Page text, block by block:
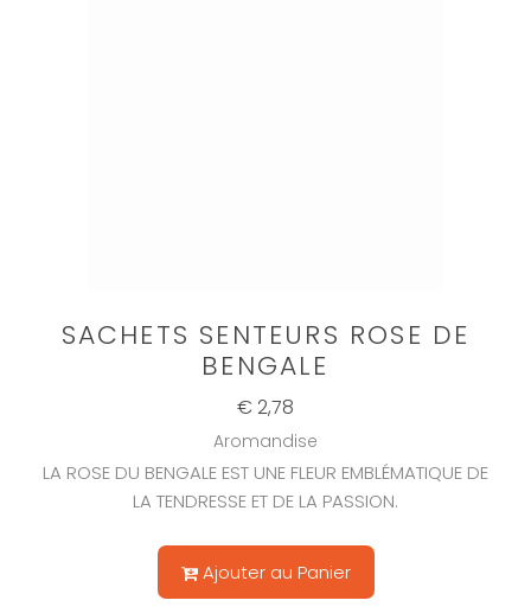
SACHETS SENTEURS ROSE DE
BENGALE
€ 2,78
Aromandise
LA ROSE DU BENGALE EST UNE FLEUR EMBLÉMATIQUE DE
LA TENDRESSE ET DE LA PASSION.
Ajouter au Panier